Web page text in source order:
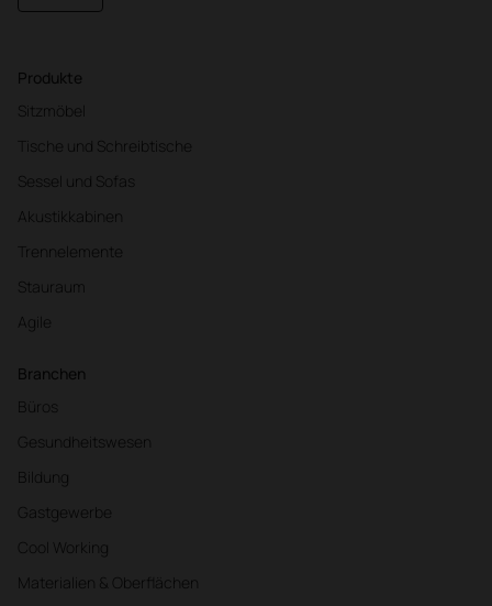
Produkte
Sitzmöbel
Tische und Schreibtische
Sessel und Sofas
Akustikkabinen
Trennelemente
Stauraum
Agile
Branchen
Büros
Gesundheitswesen
Bildung
Gastgewerbe
Cool Working
Materialien & Oberflächen